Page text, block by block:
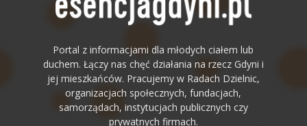
Portal z informacjami dla młodych ciałem lub
duchem. Łączy nas chęć działania na rzecz Gdyni i
jej mieszkańców. Pracujemy w Radach Dzielnic,
organizacjach społecznych, fundacjach,
samorządach, instytucjach publicznych czy
prywatnych firmach.